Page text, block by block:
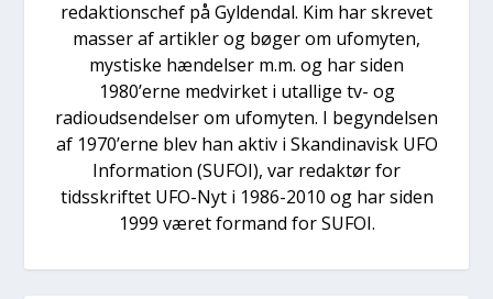
redaktionschef på Gyldendal. Kim har skrevet
masser af artikler og bøger om ufomyten,
mystiske hændelser m.m. og har siden
1980’erne medvirket i utallige tv- og
radioudsendelser om ufomyten. I begyndelsen
af 1970’erne blev han aktiv i Skandinavisk UFO
Information (SUFOI), var redaktør for
tidsskriftet UFO-Nyt i 1986-2010 og har siden
1999 været formand for SUFOI.